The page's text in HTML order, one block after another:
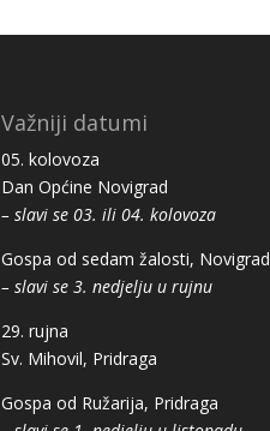
Važniji datumi
05. kolovoza
Dan Općine Novigrad
– slavi se 03. ili 04. kolovoza
Gospa od sedam žalosti, Novigrad
– slavi se 3. nedjelju u rujnu
29. rujna
Sv. Mihovil, Pridraga
Gospa od Ružarija, Pridraga